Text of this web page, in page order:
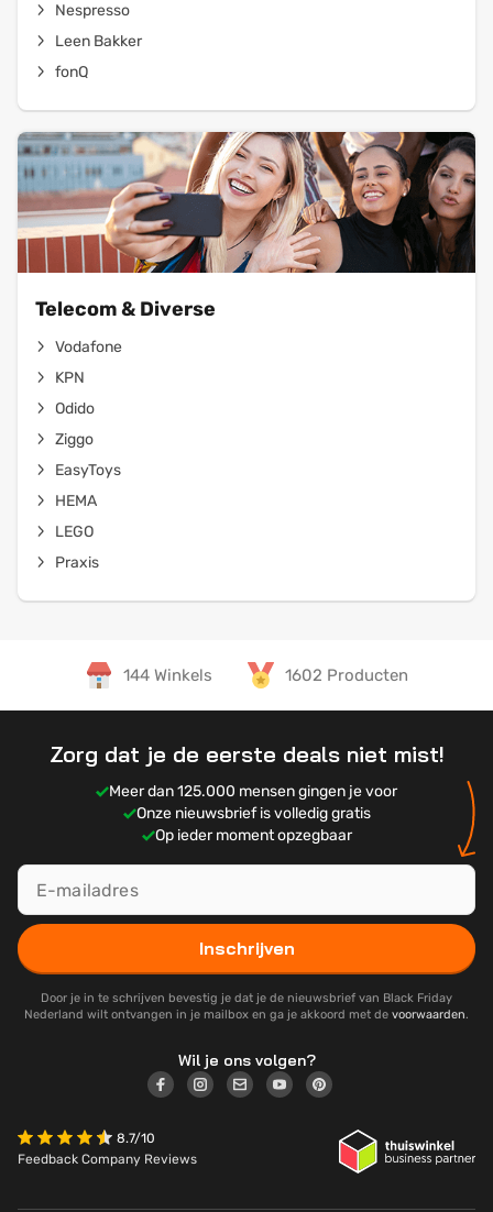
Nespresso
Leen Bakker
fonQ
Telecom & Diverse
Vodafone
KPN
Odido
Ziggo
EasyToys
HEMA
LEGO
Praxis
144 Winkels 1602 Producten
Zorg dat je de eerste deals niet mist!
Meer dan 125.000 mensen gingen je voor
Onze nieuwsbrief is volledig gratis
Op ieder moment opzegbaar
Inschrijven
Door je in te schrijven bevestig je dat je de nieuwsbrief van Black Friday
Nederland wilt ontvangen in je mailbox en ga je akkoord met de voorwaarden.
Wil je ons volgen?
8.7/10
Feedback Company Reviews